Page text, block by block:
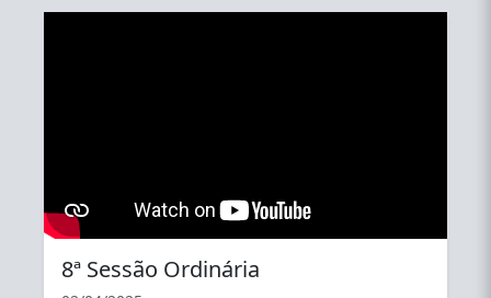
8ª Sessão Ordinária